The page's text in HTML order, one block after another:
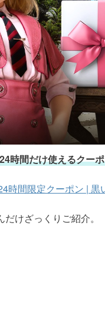
24時間だけ使えるクー
時間限定クーポン | 黒
けざっくりご紹介。